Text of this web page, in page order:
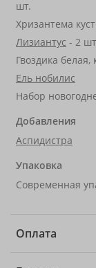
шт.
Хризантема
Лизиантус - 2
Гвоздика
Ель нобилис
Набор
Добавления
Аспидистра
Упаковка
Современная
Оплата